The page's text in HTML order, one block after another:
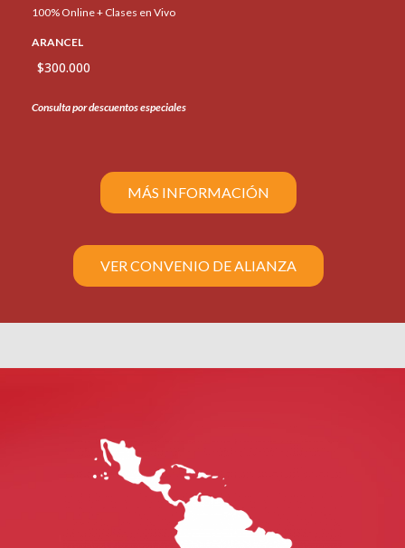
100% Online + Clases en Vivo
ARANCEL
$300.000
Consulta por descuentos especiales
MÁS INFORMACIÓN
VER CONVENIO DE ALIANZA